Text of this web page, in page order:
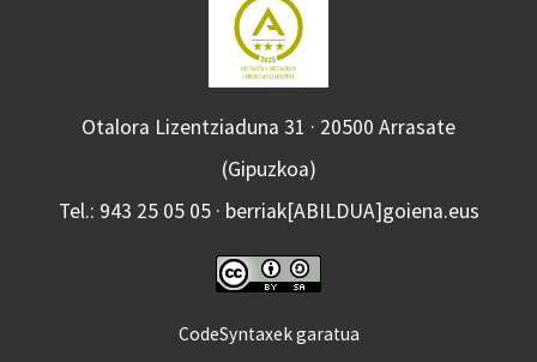
Otalora Lizentziaduna 31 · 20500 Arrasate
(Gipuzkoa)
Tel.: 943 25 05 05 · berriak[ABILDUA]goiena.eus
CodeSyntaxek garatua